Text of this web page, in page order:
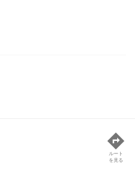
ルート
を見る